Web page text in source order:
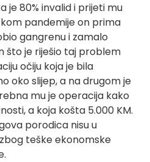
je 80% invalid i prijeti mu
pandemije on prima
gangrenu i zamalo
što je riješio taj problem
očiju koja je bila
oko slijep, a na drugom je
mu je operacija kako
a koja košta 5.000 KM.
porodica nisu u
teške ekonomske